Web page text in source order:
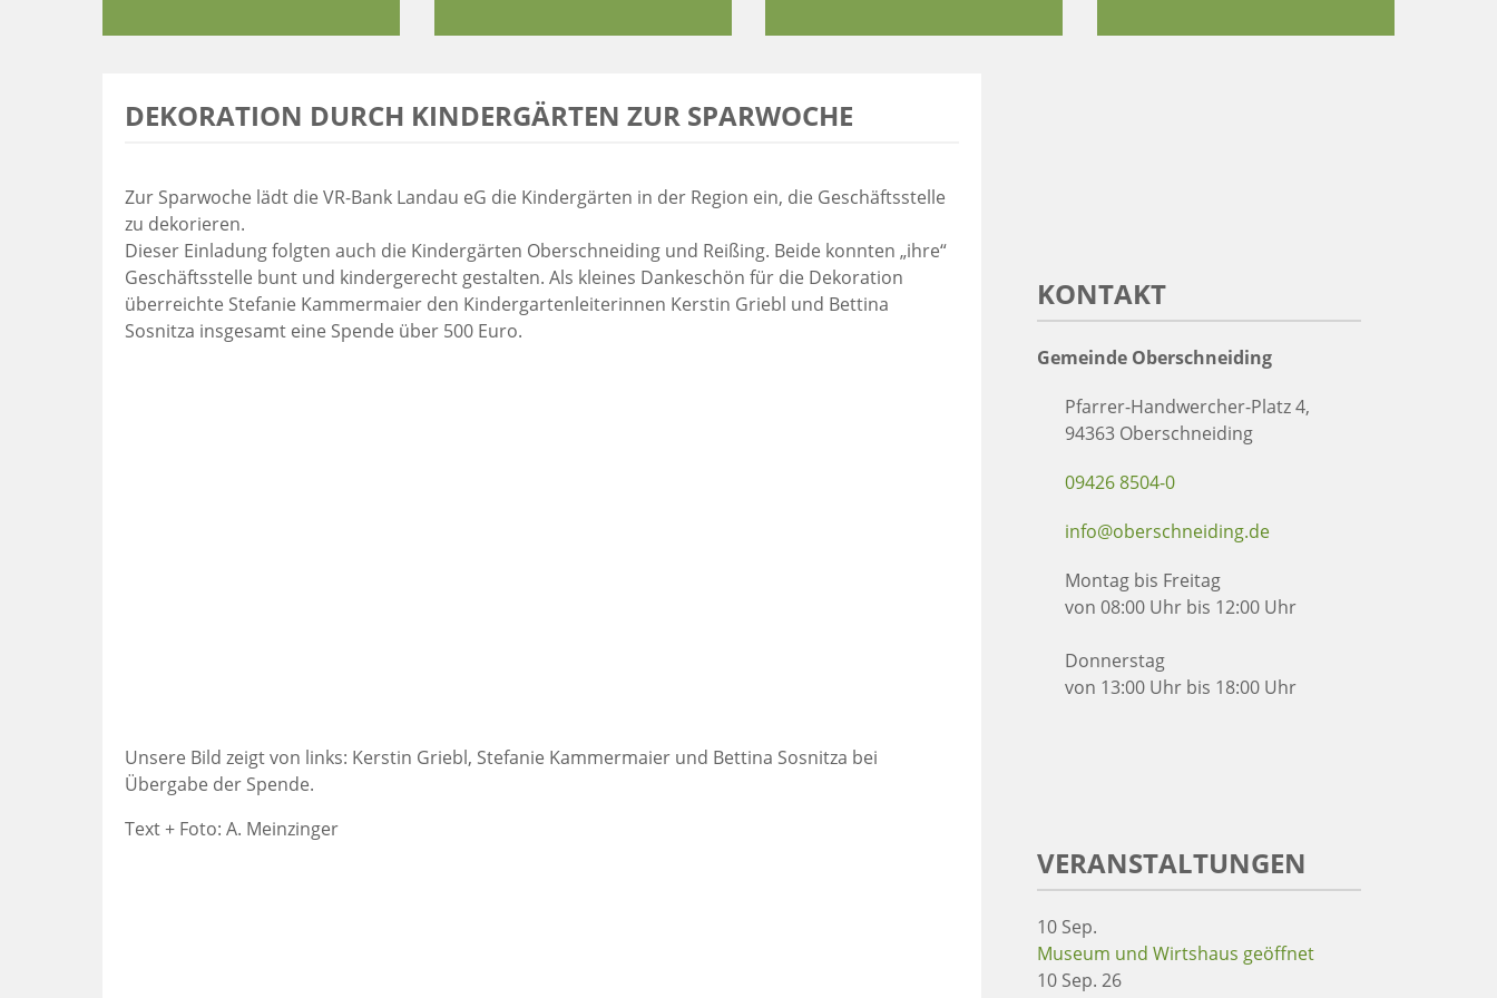
DEKORATION DURCH KINDERGÄRTEN ZUR SPARWOCHE
Zur Sparwoche lädt die VR-Bank Landau eG die Kindergärten in der Region ein, die Geschäftsstelle
zu dekorieren.
Dieser Einladung folgten auch die Kindergärten Oberschneiding und Reißing. Beide konnten „ihre“
Geschäftsstelle bunt und kindergerecht gestalten. Als kleines Dankeschön für die Dekoration
überreichte Stefanie Kammermaier den Kindergartenleiterinnen Kerstin Griebl und Bettina
Sosnitza insgesamt eine Spende über 500 Euro.
Unsere Bild zeigt von links: Kerstin Griebl, Stefanie Kammermaier und Bettina Sosnitza bei
Übergabe der Spende.
Text + Foto: A. Meinzinger
KONTAKT
Gemeinde Oberschneiding
Pfarrer-Handwercher-Platz 4,
94363 Oberschneiding
09426 8504-0
info@oberschneiding.de
Montag bis Freitag
von 08:00 Uhr bis 12:00 Uhr
Donnerstag
von 13:00 Uhr bis 18:00 Uhr
VERANSTALTUNGEN
10 Sep.
Museum und Wirtshaus geöffnet
10 Sep. 26